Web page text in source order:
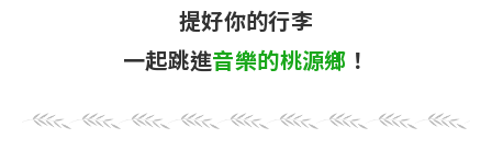
提好你的行李
一起跳進音樂的桃源鄉 ！